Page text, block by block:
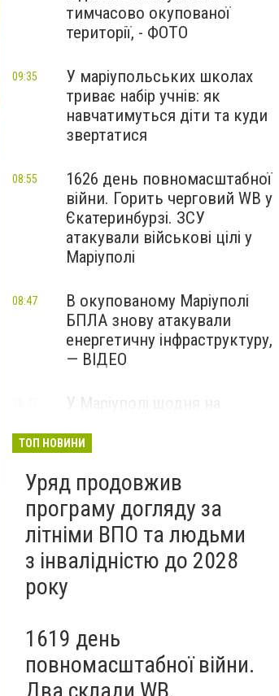
тимчасово окупованої
території, - ФОТО
У маріупольських школах
триває набір учнів: як
навчатимуться діти та куди
звертатися
09:35
1626 день повномасштабної
війни. Горить черговий WB у
Єкатеринбурзі. ЗСУ
атакували військові цілі у
Маріуполі
08:55
В окупованому Маріуполі
БПЛА знову атакували
енергетичну інфраструктуру,
— ВІДЕО
08:47
У Маріуполі щодня на
відключатимуть світло: це
ТОП НОВИНИ
Уряд продовжив
програму догляду за
літніми ВПО та людьми
з інвалідністю до 2028
року
1619 день
повномасштабної війни.